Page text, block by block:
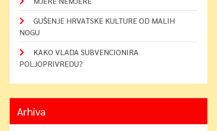
GUŠENJE HRVATSKE KULTURE OD MALIH
NOGU
KAKO VLADA SUBVENCIONIRA
POLJOPRIVREDU?
Arhiva